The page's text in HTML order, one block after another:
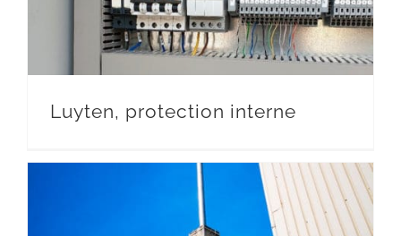
Luyten, protection interne